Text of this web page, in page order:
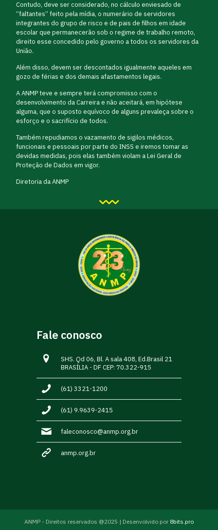
Contudo, deve ser considerado, no cálculo enviesado de
“faltantes” feito pela mídia, o numerário de servidores
integrantes do grupo de risco e de pais de filhos em idade
escolar que permanecerão sob o regime de trabalho remoto,
direito esse concedido pelo governo a todos os servidores da
União.
Além disso, devem ser descontados igualmente aqueles em
gozo de férias e dos demais afastamentos legais.
A ANMP teve e sempre terá compromisso com o
desenvolvimento da Carreira e não aceitará, em hipótese
alguma, que o suposto equívoco de alguns prevaleça sobre o
esforço e o sacrifício de todos.
Também repudiamos o vazamento de sigilos médicos,
funcionais e pessoais por parte do INSS e iremos tomar as
devidas medidas, pois elas também violam a Lei Geral de
Proteção de Dados em vigor.
Diretoria da ANMP
Fale conosco
SHS. Qd 06, Bl. A sala 408, Ed.Brasil 21
BRASÍLIA - DF CEP: 70.322-915
(61) 3321-1200
(61) 9.9639-2415
faleconosco@anmp.org.br
anmp.org.br
ANMP - Direitos reservados @2025 | Desenvolvido por 8bits.pro